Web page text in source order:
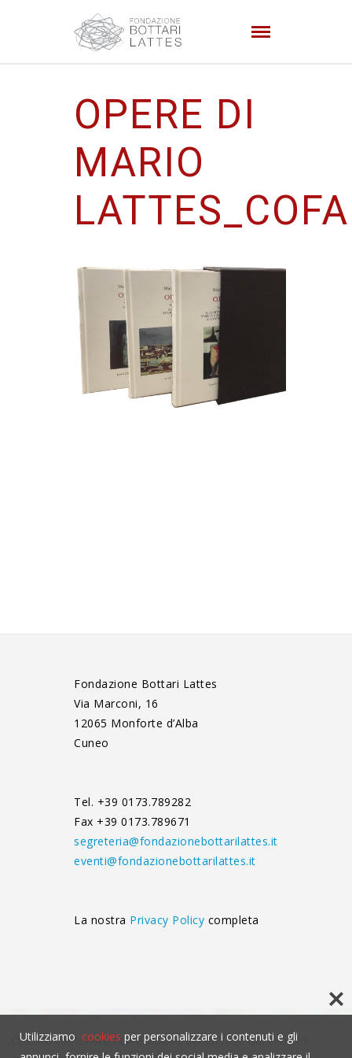
OPERE DI
MARIO
Fondazione Bottari Lattes
Via Marconi, 16
12065 Monforte d’Alba
Cuneo
Tel. +39 0173.789282
Fax +39 0173.789671
segreteria@fondazionebottarilattes.it
eventi@fondazionebottarilattes.it
La nostra Privacy Policy completa
Questo contenuto non è visibile senza l'uso dei cookies.
Utilizziamo cookies per personalizzare i contenuti e gli